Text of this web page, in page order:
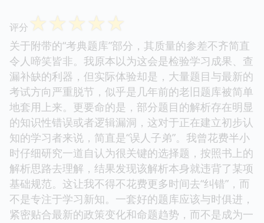
评分 ☆☆☆☆☆
关于附带的“考典题库”部分，其质量的参差不齐简直
令人啼笑皆非。我原本以为这会是检验学习成果、查
漏补缺的利器，但实际体验却是，大量题目与最新的
考试方向严重脱节，似乎是几年前的老旧题库被简单
地套用上来。更要命的是，部分题目的解析存在明显
的知识性错误或者逻辑漏洞，这对于正在建立初步认
知的学习者来说，简直是“误人子弟”。我曾花费半小
时仔细研究一道自认为很关键的选择题，按照书上的
解析思路去理解，结果发现该解析本身就违背了某项
基础规范。这让我不得不花费更多时间去“纠错”，而
不是专注于学习新知。一套好的题库应该与时俱进，
紧密贴合最新的政策变化和命题趋势，而不是成为一